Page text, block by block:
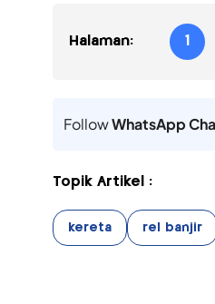
Halaman: 1
FollowWhatsApp
Topik Artikel :
kereta rel banjir